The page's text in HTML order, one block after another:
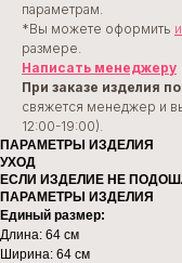
параметрам.
*Вы можете оформить
размере.
Написать менеджеру
При заказе изделия
свяжется менеджер и
12:00-19:00).
ПАРАМЕТРЫ ИЗДЕЛИЯ
УХОД
ЕСЛИ ИЗДЕЛИЕ НЕ
ПАРАМЕТРЫ ИЗДЕЛИЯ
Единый размер:
Длина: 64 см
Ширина: 64 см